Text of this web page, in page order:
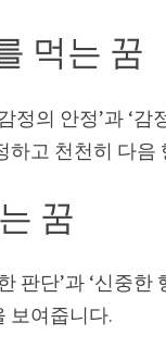
먹는 꿈
정의 안정’과 ‘
하고 천천히 다음
꿈
판단’과 ‘신중
보여줍니다.